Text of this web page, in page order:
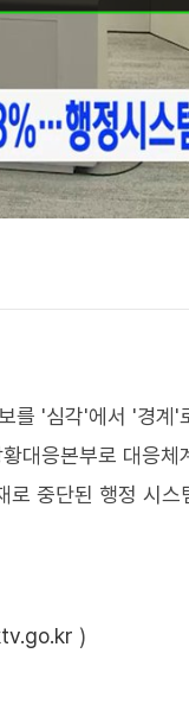
를 '심각'에서 '경계'
대응본부로 대응체
중단된 행정 시
)